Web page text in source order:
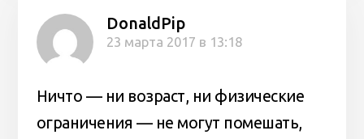
DonaldPip
23 марта 2017 в 13:18
Ничто — ни возраст, ни физические
ограничения — не могут помешать,